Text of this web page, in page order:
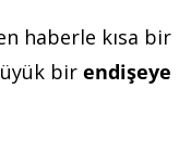
haberle kısa bir
bir endişeye